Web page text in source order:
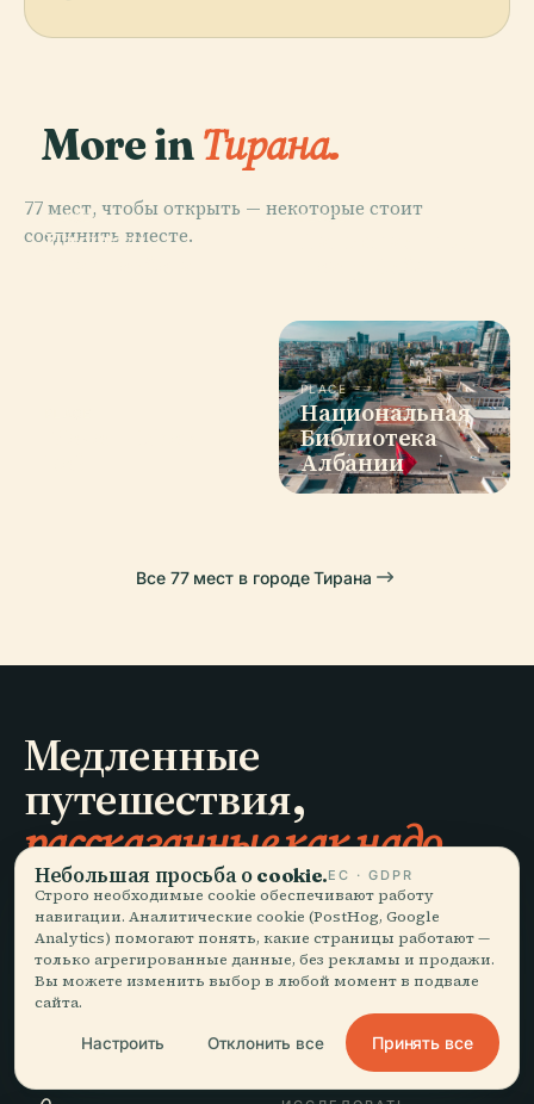
More inТирана.
77 мест, чтобы открыть — некоторые стоит
соединить вместе.
PLACE
Площадь
PLACE
PLACE
Национальная
Библиотека
Албании
Все 77 мест в городе Тирана
Медленные
путешествия,
рассказанные как надо.
ОСТАВАЙТЕСЬ В КУРСЕ
Присоединиться
Небольшая просьба о cookie.ЕС · GDPR
Строго необходимые cookie обеспечивают работу
навигации. Аналитические cookie (PostHog, Google
Analytics) помогают понять, какие страницы работают —
только агрегированные данные, без рекламы и продажи.
Вы можете изменить выбор в любой момент в подвале
сайта.
Настроить Отклонить все Принять все